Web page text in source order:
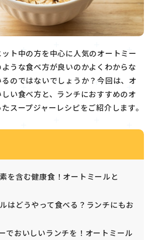
ト中の方を中心に人気のオートミー
うな食べ方が良いのかよくわからな
のではないでしょうか？今回は、オ
い食べ方と、ランチにおすすめのオ
スープジャーレシピをご紹介します。
を含む健康食！オートミールと
はどうやって食べる？ランチにもお
でおいしいランチを！オートミール